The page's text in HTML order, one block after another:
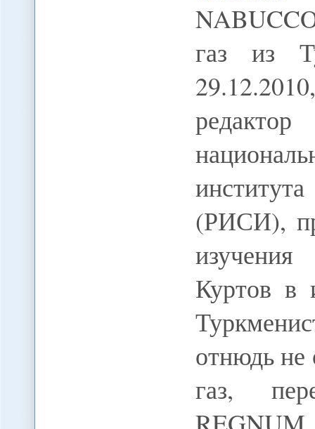
газ из
(РИСИ),
Куртов в
отнюдь не
газ,